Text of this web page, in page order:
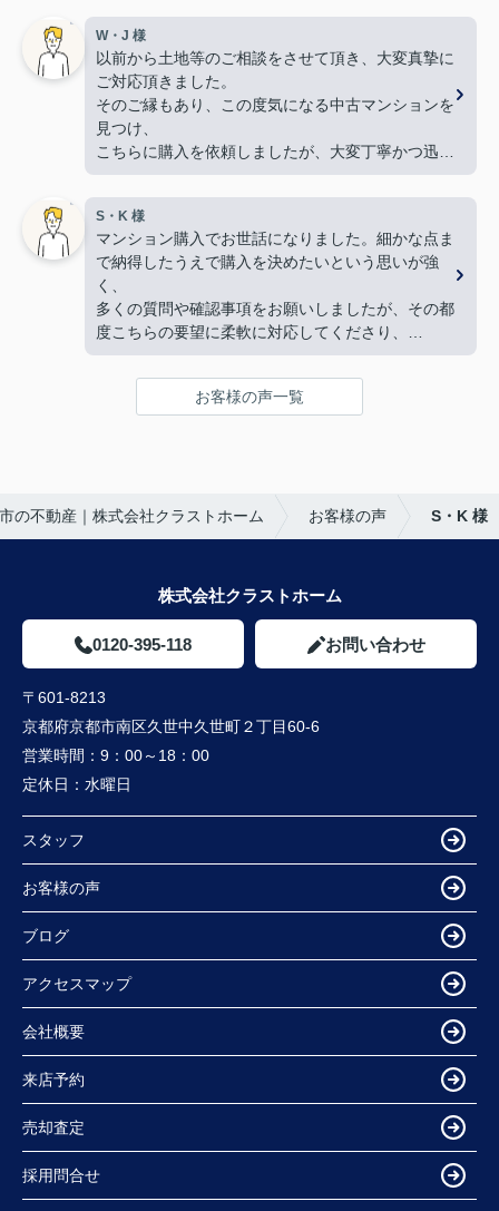
内覧の段取りをしてくださり、当初から親身に動い
てくださって、本当に感謝しています。
良い御縁に出会えました事、嬉しく思います。本当
にありがとうございました！
【 奥様 】
この度、担当して下さった矢野さんには、たいへん
大変お世話になり、
暑い暑い最中、こちらの要望に沿った物件探しに尽
力して下さり、
家族皆んなが笑顔になれる、素敵な家に出会えるこ
とができました。
購入にあたって、疑問や質問にも丁寧に説明して下
さり、各所に度々足を運んで下さり、連絡や報告な
ど常に迅速に対応して下さいました。
さんのお人柄に、
心から信頼させていただいています。
いと思います。
矢野さんのこれからのご活躍とご健勝を心よりお祈
W・J 様
以前から土地等のご相談をさせて頂き、大変真摯に
ご対応頂きました。
そのご縁もあり、この度気になる中古マンションを
見つけ、
こちらに購入を依頼しましたが、大変丁寧かつ迅速
な対応をして頂き満足しております。
手続きを丁寧に進行して下さるのに加え、
物件購入後の生活風景を同じ目線で考えてくださ
り、
下心のない対応に感銘を受けました。ありがとうご
ざいました。
S・K 様
マンション購入でお世話になりました。細かな点ま
で納得したうえで購入を決めたいという思いが強
く、
多くの質問や確認事項をお願いしましたが、その都
度こちらの要望に柔軟に対応してくださり、
気になることは私たちが納得できるまで丁寧に調べ
てくださいました。商談の際は、妻の体調にも気を
配っていただくなど、
不安も多くありましたが、安心して相談できる会
社・担当者様でした。
特に担当してくださった中野様、柴田様には大変お
ありがとうございました。
お客様の声一覧
の不動産｜株式会社クラストホーム お客様の声 S・K 様
株式会社クラストホーム
0120-395-118 お問い合わせ
〒601-8213
京都府京都市南区久世中久世町２丁目60-6
営業時間： 9：00～18：00
定休日： 水曜日
スタッフ
お客様の声
ブログ
アクセスマップ
会社概要
来店予約
売却査定
採用問合せ